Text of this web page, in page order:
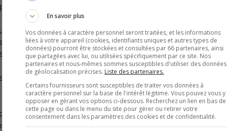
Pereira, meilleur pointeur de l’équipe, sur des passes de
joue un rôle de plus en plus important pour l’équipe,
but a été marqué à 5 contre 4.
Pierre-Olivier Payment, a été nommé la 2ième étoile du
au Colisée Cardin, samedi prochain, contre les
du Collège Champlain-St-Lawrence de Québec. On se
En savoir plus
Vos données à caractère personnel seront traitées, et les informations
liées à votre appareil (cookies, identifiants uniques et autres types de
données) pourront être stockées et consultées par 66 partenaires, ainsi
que partagées avec lui, ou utilisées spécifiquement par ce site. Nos
partenaires et nous-mêmes sommes susceptibles d'utiliser des données
de géolocalisation précises. Liste des partenaires.
Certains fournisseurs sont susceptibles de traiter vos données à
caractère personnel sur la base de l'intérêt légitime. Vous pouvez vous y
opposer en gérant vos options ci-dessous. Recherchez un lien en bas de
cette page ou dans le menu du site pour gérer ou retirer votre
consentement dans les paramètres des cookies et de confidentialité.